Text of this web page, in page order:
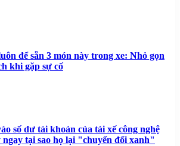
để sẵn 3 món này trong xe: Nhỏ gọn
khi gặp sự cố
số dư tài khoản của tài xế công nghệ
ngay tại sao họ lại "chuyển đổi xanh"